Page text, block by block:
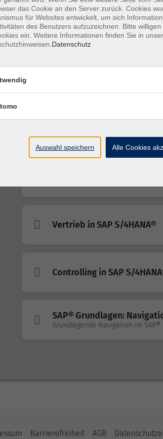
Finanzbuchhaltung in SAP®
Debitoren- und
Grundlegende Navigation im SAP®
Vertrieb in SAP S/4HANA®
Controlling in SAP S/
SAP® Grundlagen:
Grundlegende Navigation im SAP®
Barrierefreiheit AGB
das Cookie an den Server zurück. Cookies
für Websites entwickelt, um sich
des Benutzers aufzuzeichnen. Bitte
ein. Weitere Informationen finden Sie in
Datenschutz
Auswahl speichern Alle Cookies